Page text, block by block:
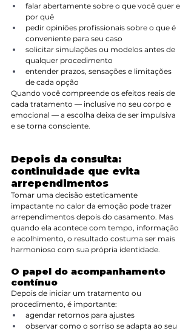
falar abertamente sobre o que você quer e
por quê
pedir opiniões profissionais sobre o que é
conveniente para seu caso
solicitar simulações ou modelos antes de
qualquer procedimento
entender prazos, sensações e limitações
de cada opção
Quando você compreende os efeitos reais de
cada tratamento — inclusive no seu corpo e
emocional — a escolha deixa de ser impulsiva
e se torna consciente.
Depois da consulta:
continuidade que evita
arrependimentos
Tomar uma decisão esteticamente
impactante no calor da emoção pode trazer
arrependimentos depois do casamento. Mas
quando ela acontece com tempo, informação
e acolhimento, o resultado costuma ser mais
harmonioso com sua própria identidade.
O papel do acompanhamento
contínuo
Depois de iniciar um tratamento ou
procedimento, é importante:
agendar retornos para ajustes
observar como o sorriso se adapta ao seu